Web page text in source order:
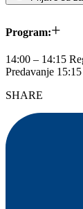
Program:+
14:00 – 14:15
Predavanje
SHARE